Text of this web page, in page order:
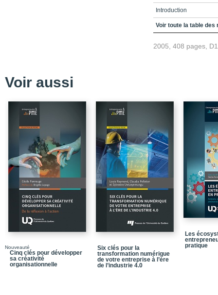
Introduction
PARTIE I : Le contexte
CHAPITRE IV :
PARTIE III :
CHAPITRE VI :
CHAPITRE VII : Les
CHAPITRE VIII :
PARTIE IV : Les
CHAPITRE IX : Le
CHAPITRE X :
CONCLUSION : Vers
BIBLIOGRAPHIE
Voir toute la table des
2005, 408 pages,
Voir aussi
Nouveauté
Cinq clés pour développer
sa créativité
organisationnelle
Six clés pour la
transformation numérique
de votre entreprise à l’ère
de l’industrie 4.0
Les
pratique